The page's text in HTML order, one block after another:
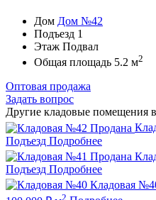
Дом Дом №42
Подъезд 1
Этаж Подвал
Общая площадь 5.2 м2
Оптовая продажа
Задать вопрос
Другие кладовые помещения
Продана
Подъезд Подробнее
Продана
Подъезд Подробнее
Кладовая
2